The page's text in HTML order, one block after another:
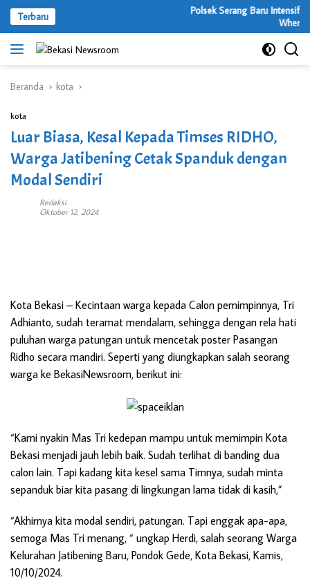
Langsung
konten
Terbaru
Polsek Serang Baru
Where
Beranda kota
kota
Luar Biasa, Kesal Kepada Timses RIDHO,
Warga Jatibening Cetak Spanduk dengan
Modal Sendiri
Redaksi
Oktober 12, 2024
Kota Bekasi – Kecintaan warga kepada Calon pemimpinnya, Tri
Adhianto, sudah teramat mendalam, sehingga dengan rela hati
puluhan warga patungan untuk mencetak poster Pasangan
Ridho secara mandiri. Seperti yang diungkapkan salah seorang
warga ke BekasiNewsroom, berikut ini:
“Kami nyakin Mas Tri kedepan mampu untuk memimpin Kota
Bekasi menjadi jauh lebih baik. Sudah terlihat di banding dua
calon lain. Tapi kadang kita kesel sama Timnya, sudah minta
sepanduk biar kita pasang di lingkungan lama tidak di kasih,”
“Akhirnya kita modal sendiri, patungan. Tapi enggak apa-apa,
semoga Mas Tri menang, “ ungkap Herdi, salah seorang Warga
Kelurahan Jatibening Baru, Pondok Gede, Kota Bekasi, Kamis,
10/10/2024.